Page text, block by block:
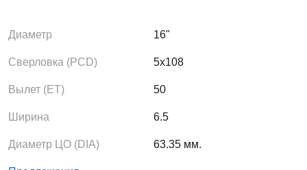
Диаметр 16"
Сверловка (PCD) 5x108
Вылет (ЕТ) 50
Ширина 6.5
Диаметр ЦО (DIA) 63.35 мм.